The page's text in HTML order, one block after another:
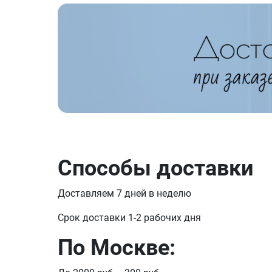
Способы доставки
Доставляем 7 дней в неделю
Срок доставки 1-2 рабочих дня
По Москве: